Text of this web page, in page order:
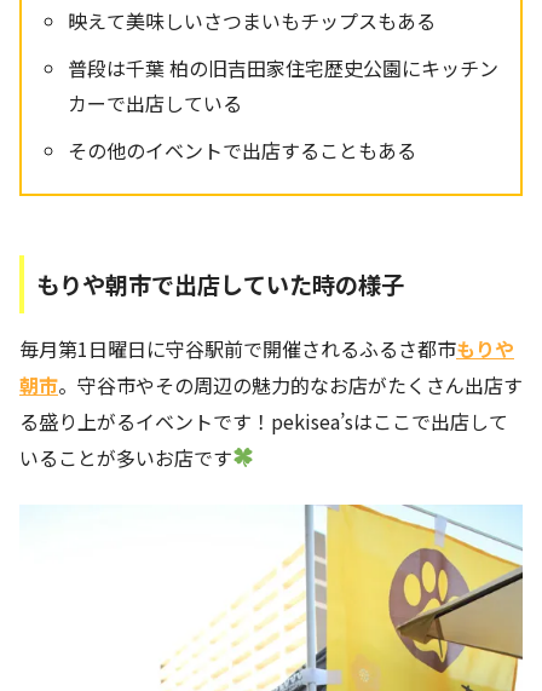
映えて美味しいさつまいもチップスもある
普段は千葉 柏の旧吉田家住宅歴史公園にキッチン
カーで出店している
その他のイベントで出店することもある
もりや朝市で出店していた時の様子
毎月第1日曜日に守谷駅前で開催されるふるさ都市もりや
朝市。守谷市やその周辺の魅力的なお店がたくさん出店す
る盛り上がるイベントです！pekisea’sはここで出店して
いることが多いお店です